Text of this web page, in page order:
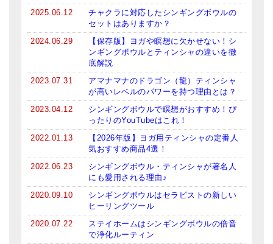
2025.06.12
チャクラに対応したシンギングボウルの
セットはありますか？
2024.06.29
【保存版】ヨガや瞑想に欠かせない！シ
ンギングボウルとティンシャの違いを徹
底解説
2023.07.31
アマナマナのドラゴン（龍）ティンシャ
が高いレベルのパワーを持つ理由とは？
2023.04.12
シンギングボウルで瞑想がおすすめ！ぴ
ったりのYouTubeはこれ！
2022.01.13
【2026年版】ヨガ用ティンシャの定番人
気おすすめ商品4選！
2022.06.23
シンギングボウル・ティンシャが著名人
にも愛用される理由♪
2020.09.10
シンギングボウルはセラピストの新しい
ヒーリングツール
2020.07.22
ステイホームはシンギングボウルの倍音
で浄化ルーティン